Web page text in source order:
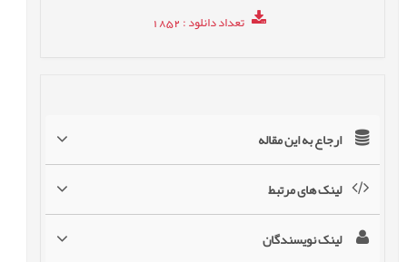
تعداد دانلود: 1852
ارجاع به این مقاله
لینک های مرتبط
لینک نویسندگان